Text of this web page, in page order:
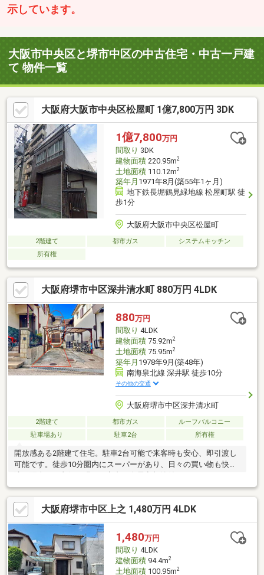
示しています。
大阪市中央区と堺市中区の中古住宅・中古一戸建
て 物件一覧
大阪府大阪市中央区松屋町 1億7,800万円 3DK
1億7,800万円
間取り 3DK
建物面積220.95m2
土地面積110.12m2
築年月 1971年8月(築55年1ヶ月)
地下鉄長堀鶴見緑地線 松屋町駅 徒
歩1分
大阪府大阪市中央区松屋町
2階建て 都市ガス
システムキッチン
所有権
大阪府堺市中区深井清水町 880万円 4LDK
880万円
間取り 4LDK
建物面積75.92m2
土地面積75.95m2
築年月 1978年9月(築48年)
南海泉北線 深井駅 徒歩10分
その他の交通
大阪府堺市中区深井清水町
2階建て 都市ガス
ルーフバルコニー
駐車場あり
駐車2台 所有権
開放感ある2階建て住宅。駐車2台可能で来客時も安心、即引渡し
可能です。徒歩10分圏内にスーパーがあり、日々の買い物も快
適。陽当たり良好で明るい室内、全居室収納付きでスッキリとし
た暮らしを実現。落ち着きある和室も備え、家族構成に合わせた
使い方が可能です。都市ガスで経済的、ルーフバルコニーではゆ
ったりとした時間を過ごせます。平坦地で移動もラク、周辺交通
量も少なく安心して暮らせる住環境です。
大阪府堺市中区上之 1,480万円 4LDK
1,480万円
間取り 4LDK
建物面積94.4m2
土地面積100.95m2